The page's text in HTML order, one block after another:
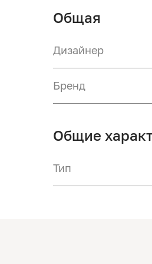
Общая
Дизайнер
Бренд
Общие
Тип